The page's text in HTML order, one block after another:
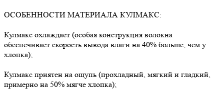
ОСОБЕННОСТИ МАТЕРИАЛА КУЛМАКС:
Кулмакс охлаждает (особая конструкция волокна
обеспечивает скорость вывода влаги на 40% больше, чем у
хлопка);
Кулмакс приятен на ощупь (прохладный, мягкий и гладкий,
примерно на 50% мягче хлопка);